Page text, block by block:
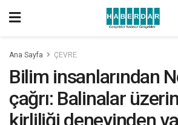
Ana Sayfa ÇEVRE
Bilim insanlarından
çağrı: Balinalar
kirliliği deneyinden